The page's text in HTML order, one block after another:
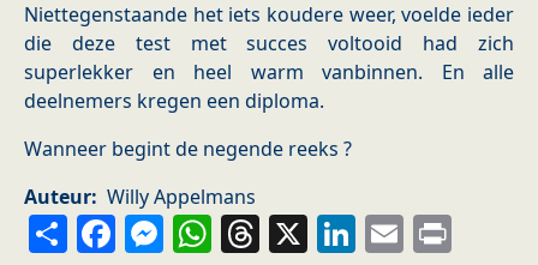
Niettegenstaande het iets koudere weer, voelde ieder
die deze test met succes voltooid had zich
superlekker en heel warm vanbinnen. En alle
deelnemers kregen een diploma.
Wanneer begint de negende reeks ?
Auteur Willy Appelmans
ShareFacebook
Messenger
WhatsApp
Threads
X LinkedIn
Email